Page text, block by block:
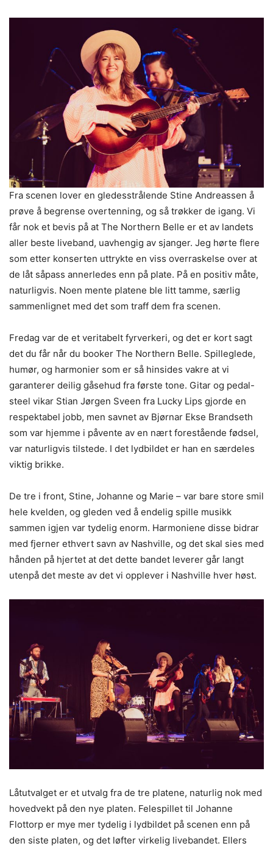
Fra scenen lover en gledesstrålende Stine Andreassen å
prøve å begrense overtenning, og så trøkker de igang. Vi
får nok et bevis på at The Northern Belle er et av landets
aller beste liveband, uavhengig av sjanger. Jeg hørte flere
som etter konserten uttrykte en viss overraskelse over at
de låt såpass annerledes enn på plate. På en positiv måte,
naturligvis. Noen mente platene ble litt tamme, særlig
sammenlignet med det som traff dem fra scenen.
Fredag var de et veritabelt fyrverkeri, og det er kort sagt
det du får når du booker The Northern Belle. Spilleglede,
humør, og harmonier som er så hinsides vakre at vi
garanterer deilig gåsehud fra første tone. Gitar og pedal-
steel vikar Stian Jørgen Sveen fra Lucky Lips gjorde en
respektabel jobb, men savnet av Bjørnar Ekse Brandseth
som var hjemme i påvente av en nært forestående fødsel,
var naturligvis tilstede. I det lydbildet er han en særdeles
viktig brikke.
De tre i front, Stine, Johanne og Marie – var bare store smil
hele kvelden, og gleden ved å endelig spille musikk
sammen igjen var tydelig enorm. Harmoniene disse bidrar
med fjerner ethvert savn av Nashville, og det skal sies med
hånden på hjertet at det dette bandet leverer går langt
utenpå det meste av det vi opplever i Nashville hver høst.
Låtutvalget er et utvalg fra de tre platene, naturlig nok med
hovedvekt på den nye platen. Felespillet til Johanne
Flottorp er mye mer tydelig i lydbildet på scenen enn på
den siste platen, og det løfter virkelig livebandet. Ellers